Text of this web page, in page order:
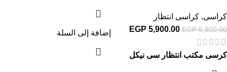
كراسى, كراسى انتظار
EGP6,800.00
EGP 5,900.00
كرسى مكتب انتظار سى نيكل
إضافة إلى السلة